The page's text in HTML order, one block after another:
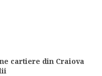
cartiere din Craiova